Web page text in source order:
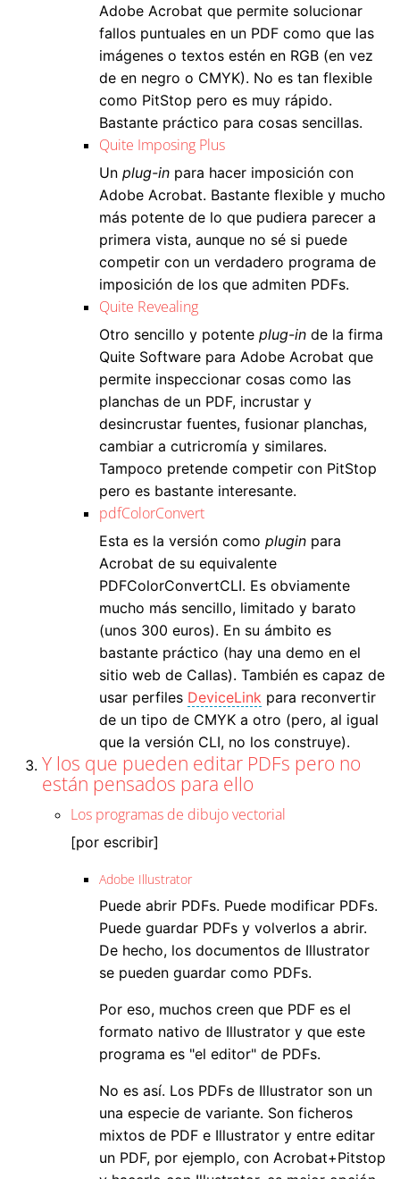
Adobe Acrobat que permite solucionar
fallos puntuales en un PDF como que las
imágenes o textos estén en RGB (en vez
de en negro o CMYK). No es tan flexible
como PitStop pero es muy rápido.
Bastante práctico para cosas sencillas.
Quite Imposing Plus
Un plug-in para hacer imposición con
Adobe Acrobat. Bastante flexible y mucho
más potente de lo que pudiera parecer a
primera vista, aunque no sé si puede
competir con un verdadero programa de
imposición de los que admiten PDFs.
Quite Revealing
Otro sencillo y potente plug-in de la firma
Quite Software para Adobe Acrobat que
permite inspeccionar cosas como las
planchas de un PDF, incrustar y
desincrustar fuentes, fusionar planchas,
cambiar a cutricromía y similares.
Tampoco pretende competir con PitStop
pero es bastante interesante.
pdfColorConvert
Esta es la versión como plugin para
Acrobat de su equivalente
PDFColorConvertCLI. Es obviamente
mucho más sencillo, limitado y barato
(unos 300 euros). En su ámbito es
bastante práctico (hay una demo en el
sitio web de Callas). También es capaz de
usar perfiles DeviceLink para reconvertir
de un tipo de CMYK a otro (pero, al igual
que la versión CLI, no los construye).
Y los que pueden editar PDFs pero no
están pensados para ello
Los programas de dibujo vectorial
[por escribir]
Adobe Illustrator
Puede abrir PDFs. Puede modificar PDFs.
Puede guardar PDFs y volverlos a abrir.
De hecho, los documentos de Illustrator
se pueden guardar como PDFs.
Por eso, muchos creen que PDF es el
formato nativo de Illustrator y que este
programa es "el editor" de PDFs.
No es así. Los PDFs de Illustrator son un
una especie de variante. Son ficheros
mixtos de PDF e Illustrator y entre editar
un PDF, por ejemplo, con Acrobat+Pitstop